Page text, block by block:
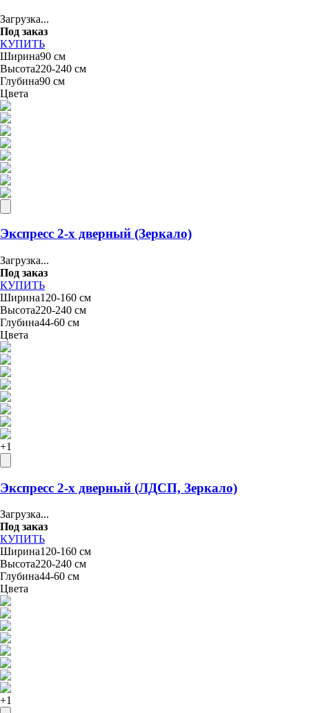
Загрузка...
Под заказ
КУПИТЬ
Ширина90 см
Высота220-240 см
Глубина90 см
Цвета
Экспресс 2-х дверный (Зеркало)
Загрузка...
Под заказ
КУПИТЬ
Ширина120-160 см
Высота220-240 см
Глубина44-60 см
Цвета
+1
Экспресс 2-х дверный (ЛДСП, Зеркало)
Загрузка...
Под заказ
КУПИТЬ
Ширина120-160 см
Высота220-240 см
Глубина44-60 см
Цвета
+1